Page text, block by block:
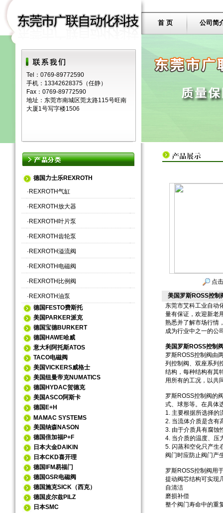
Tel：0769-89772590
手机：13342628375（任静）
Fax：0769-89772590
地址：东莞市南城区莞太路115号旺南
大厦1号写字楼1506
首 页 公司简
德国力士乐REXROTH
· REXROTH气缸
· REXROTH放大器
· REXROTH叶片泵
· REXROTH齿轮泵
· REXROTH溢流阀
· REXROTH电磁阀
· REXROTH比例阀
· REXROTH油泵
德国FESTO费斯托
美国PARKER派克
德国宝德BURKERT
德国HAWE哈威
意大利阿托斯ATOS
TACO电磁阀
美国VICKERS威格士
美国纽曼帝克NUMATICS
德国HYDAC贺德克
美国ASCO阿斯卡
德国E+H
MAMAC SYSTEMS
美国纳森NASON
德国倍加福P+F
日本大金DAIKIN
日本CKD喜开理
德国IFM易福门
德国GSR电磁阀
德国施克SICK（西克）
德国皮尔兹PILZ
日本SMC
点
美国罗斯ROSS控制
东莞市艾科工业自动
量有保证，欢迎新老
熟悉并了解市场行情
成为行业中之一的公
美国罗斯ROSS控制
罗斯ROSS控制阀由
列控制阀、双座系列
结构，每种结构有其
用所有的工况，以共
罗斯ROSS控制阀的
式、球形等。在具体
1. 主要根据所选择的
2. 当流体介质是含有
3. 由于介质具有腐蚀
4. 当介质的温度、压
5. 闪蒸和空化只产生
阀门时应防止阀门产
罗斯ROSS控制阀用
提动阀芯结构可实现
自清洁
磨损补偿
整个阀门寿命中的重